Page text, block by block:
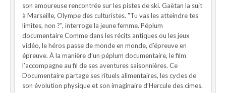
son amoureuse rencontrée sur les pistes de ski. Gaëtan la suit
à Marseille, Olympe des culturistes. "Tu vas les atteindre tes
limites, non ?", interroge la jeune femme. Péplum
documentaire Comme dans les récits antiques ou les jeux
vidéo, le héros passe de monde en monde, d’épreuve en
épreuve. À la manière d’un péplum documentaire, le film
l’accompagne au fil de ses aventures saisonnières. Ce
Documentaire partage ses rituels alimentaires, les cycles de
son évolution physique et son imaginaire d’Hercule des cimes.